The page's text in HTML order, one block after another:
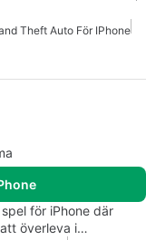
Theft Auto För IPhone
för iPhone där
överleva i…